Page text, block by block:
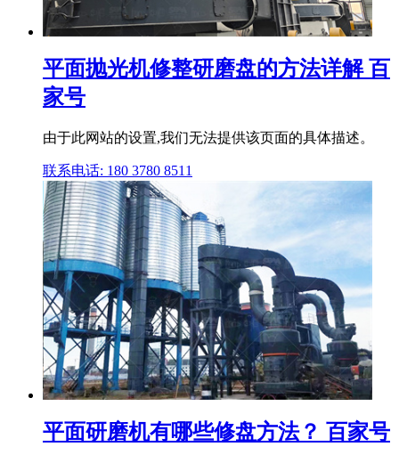
平面抛光机修整研磨盘的方法详解 百
家号
由于此网站的设置,我们无法提供该页面的具体描述。
联系电话: 180 3780 8511
平面研磨机有哪些修盘方法？ 百家号